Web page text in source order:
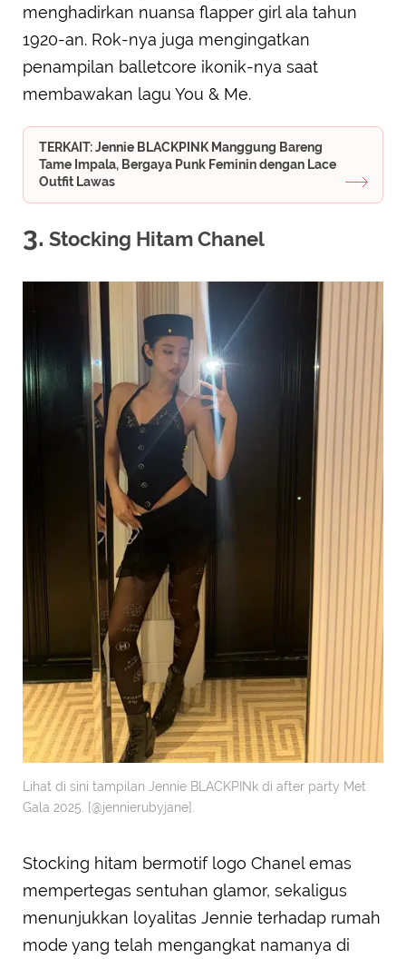
menghadirkan nuansa flapper girl ala tahun
1920-an. Rok-nya juga mengingatkan
penampilan balletcore ikonik-nya saat
membawakan lagu You & Me.
TERKAIT: Jennie BLACKPINK Manggung Bareng
Tame Impala, Bergaya Punk Feminin dengan Lace
Outfit Lawas
3. Stocking Hitam Chanel
Lihat di sini tampilan Jennie BLACKPINk di after party Met
Gala 2025. [@jennierubyjane].
Stocking hitam bermotif logo Chanel emas
mempertegas sentuhan glamor, sekaligus
menunjukkan loyalitas Jennie terhadap rumah
mode yang telah mengangkat namanya di